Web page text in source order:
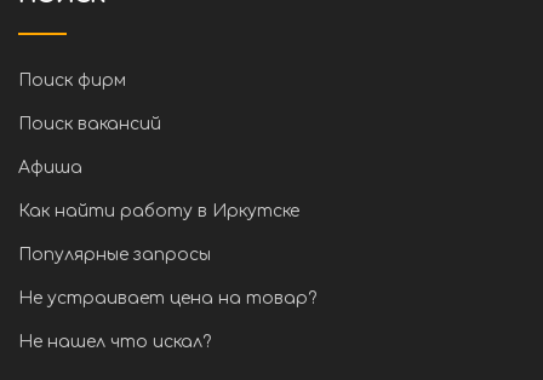
Поиск фирм
Поиск вакансий
Афиша
Как найти работу в Иркутске
Популярные запросы
Не устраивает цена на товар?
Не нашел что искал?